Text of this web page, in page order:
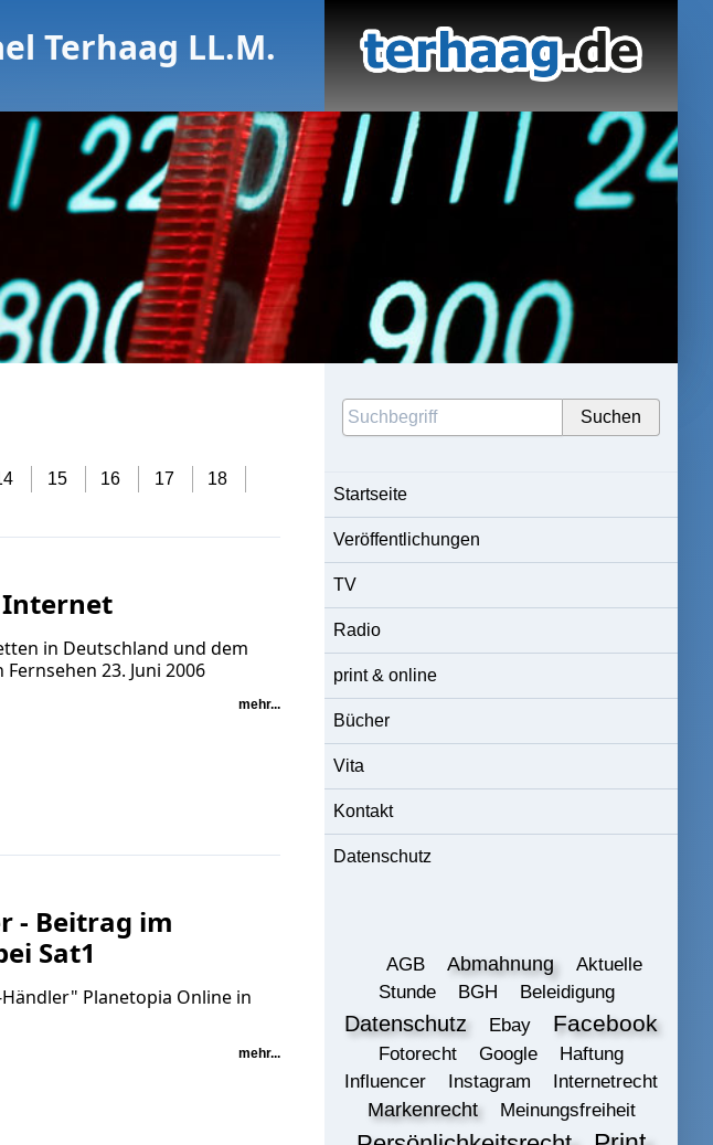
Terhaag LL.M.
15 16 17
18
Internet
in Deutschland und dem
23. Juni 2006
mehr...
- Beitrag im
Sat1
Planetopia Online in
mehr...
Startseite
Veröffentlichungen
TV
Radio
print & online
Bücher
Vita
Kontakt
Datenschutz
AGB Abmahnung
Aktuelle
Stunde
BGH Beleidigung
Datenschutz Ebay Facebook
Fotorecht Google
Haftung
Influencer
Instagram Internetrecht
Markenrecht Meinungsfreiheit